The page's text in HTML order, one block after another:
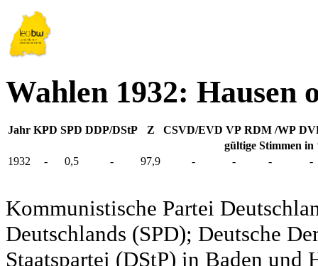
Wahlen 1932: Hausen
Jahr KPD SPD DDP/DStP Z CSVD/EVD VP RDM /WP
gültige Stimmen in
1932
- 0,5 - 97,9 - - - -
Kommunistische Partei
Deutschlands (SPD); Deutsche
Staatspartei (DStP) in Baden und